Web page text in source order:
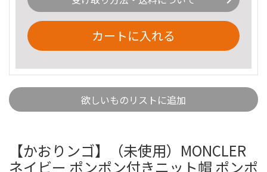
カートに入れる
欲しいものリストに追加
【かおりンゴ】（未使用）MONCLER
ネイビー ポンポン付きニット帽 ポンポ